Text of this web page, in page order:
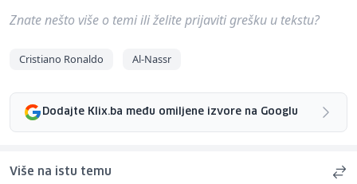
Znate nešto više o temi ili želite prijaviti grešku u tekstu?
Cristiano Ronaldo Al-Nassr
Dodajte Klix.ba među omiljene izvore na Googlu
Više na istu temu